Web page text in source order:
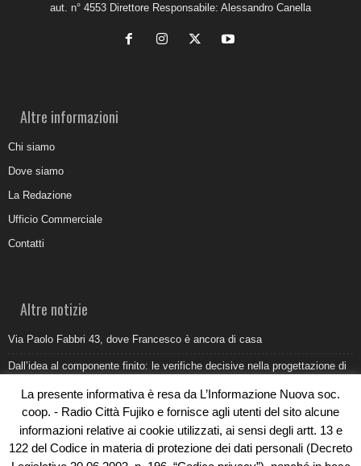
aut. n° 4553 Direttore Responsabile: Alessandro Canella
Altre informazioni
Chi siamo
Dove siamo
La Redazione
Ufficio Commerciale
Contatti
Altre notizie
Via Paolo Fabbri 43, dove Francesco è ancora di casa
Dall’idea al componente finito: le verifiche decisive nella progettazione di
Belvedere Marittimo e il report ARPACAL 2026 sulla qualità del mare
Come organizzare e allestire una camera ardente per l’ultimo saluto
Umidità di risalita in casa, come riconoscere i segnali veri
La presente informativa è resa da L’Informazione Nuova soc.
coop. - Radio Città Fujiko e fornisce agli utenti del sito alcune
informazioni relative ai cookie utilizzati, ai sensi degli artt. 13 e
122 del Codice in materia di protezione dei dati personali (Decreto